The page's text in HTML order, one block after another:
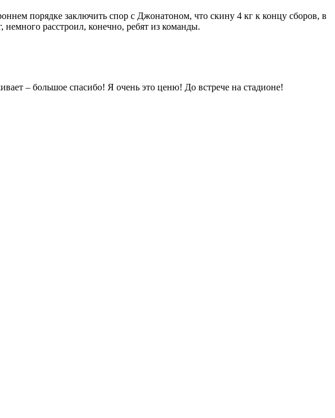
порядке заключить спор с Джонатоном, что скину 4 кг к концу сборов, в
расстроил, конечно, ребят из команды.
– большое спасибо! Я очень это ценю! До встрече на стадионе!